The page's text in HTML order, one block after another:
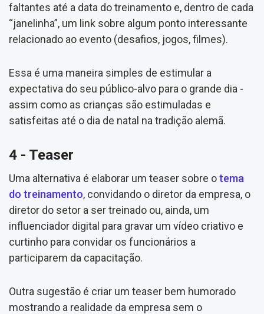
faltantes até a data do treinamento e, dentro de cada
“janelinha”, um link sobre algum ponto interessante
relacionado ao evento (desafios, jogos, filmes).
Essa é uma maneira simples de estimular a
expectativa do seu público-alvo para o grande dia -
assim como as crianças são estimuladas e
satisfeitas até o dia de natal na tradição alemã.
4 - Teaser
Uma alternativa é elaborar um teaser sobre otema
do treinamento, convidando o diretor da empresa, o
diretor do setor a ser treinado ou, ainda, um
influenciador digital para gravar um vídeo criativo e
curtinho para convidar os funcionários a
participarem da capacitação.
Outra sugestão é criar um teaser bem humorado
mostrando a realidade da empresa sem o